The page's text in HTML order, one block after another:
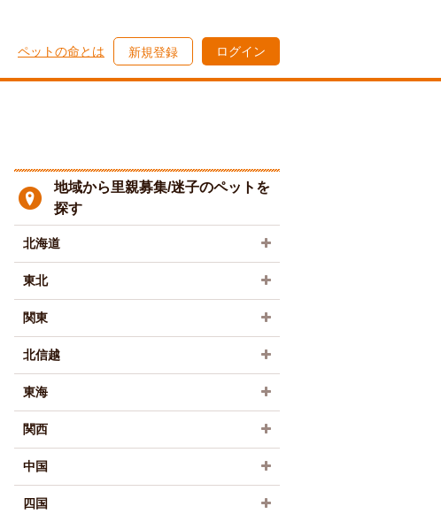
ペットの命とは 新規登録 ログイン
地域から里親募集/迷子のペットを
探す
北海道
東北
関東
北信越
東海
関西
中国
四国